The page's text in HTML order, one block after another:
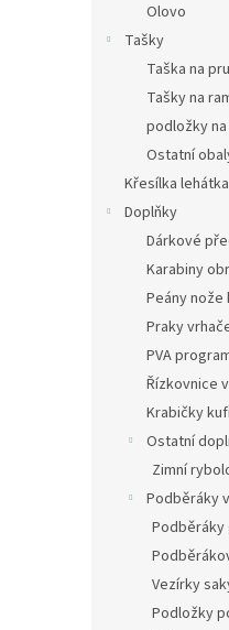
Olovo
Tašky
Taška na
Tašky na
podložky
Ostatní
Křesílka lehátka
Doplňky
Dárkové
Karabiny
Peány
Praky
PVA
Řízkovnice
Krabičky
Ostatní
Zimní
Podběráky
Podběráky
Vezírky
Podložky